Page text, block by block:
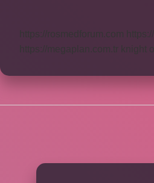
https://rosmedforum.com
https://megaplan.com.tr knight